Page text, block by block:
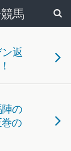
馬
返
の
の